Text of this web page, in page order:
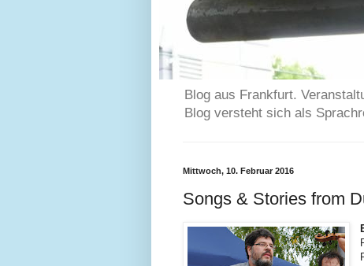
Blog aus Frankfurt.
Blog versteht sich als
Mittwoch, 10. Februar 2016
Songs & Stories from